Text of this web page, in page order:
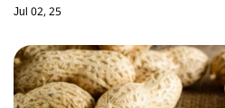
Jul 02, 25